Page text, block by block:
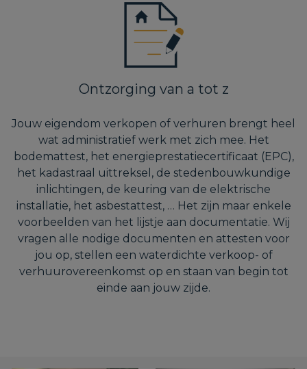
Ontzorging van a tot z
Jouw eigendom verkopen of verhuren brengt heel
wat administratief werk met zich mee. Het
bodemattest, het energieprestatiecertificaat (EPC),
het kadastraal uittreksel, de stedenbouwkundige
inlichtingen, de keuring van de elektrische
installatie, het asbestattest, … Het zijn maar enkele
voorbeelden van het lijstje aan documentatie. Wij
vragen alle nodige documenten en attesten voor
jou op, stellen een waterdichte verkoop- of
verhuurovereenkomst op en staan van begin tot
einde aan jouw zijde.